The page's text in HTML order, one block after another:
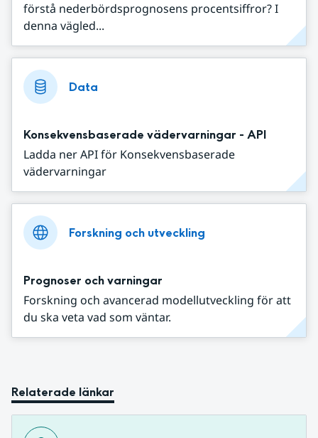
förstå nederbördsprognosens procentsiffror? I
denna vägled...
Data
Konsekvensbaserade vädervarningar - API
Ladda ner API för Konsekvensbaserade
vädervarningar
Forskning och utveckling
Prognoser och varningar
Forskning och avancerad modellutveckling för att
du ska veta vad som väntar.
Relaterade länkar